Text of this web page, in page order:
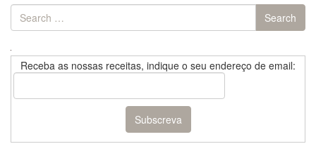
Search
for:
Search
Receba as nossas receitas, indique o seu endereço de email: